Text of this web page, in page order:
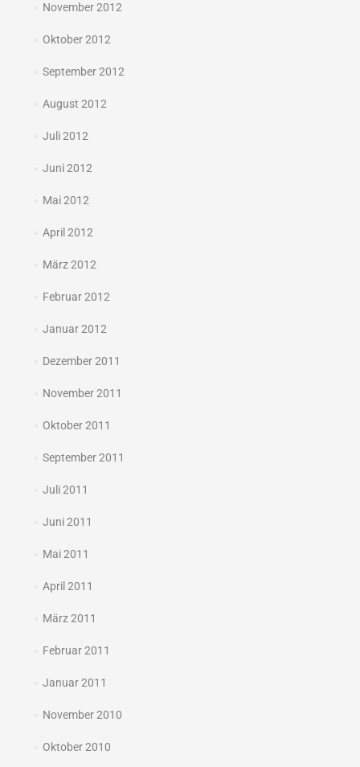
November 2012
Oktober 2012
September 2012
August 2012
Juli 2012
Juni 2012
Mai 2012
April 2012
März 2012
Februar 2012
Januar 2012
Dezember 2011
November 2011
Oktober 2011
September 2011
Juli 2011
Juni 2011
Mai 2011
April 2011
März 2011
Februar 2011
Januar 2011
November 2010
Oktober 2010